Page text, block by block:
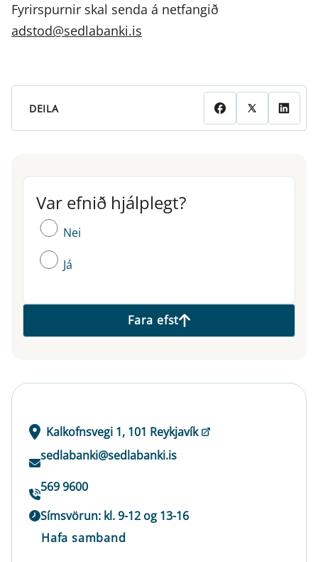
Fyrirspurnir skal senda á netfangið
adstod@sedlabanki.is
DEILA
Var efnið hjálplegt?
Var efnið hjálplegt?
Nei
Já
Fara efst
Kalkofnsvegi 1, 101 Reykjavík
sedlabanki@sedlabanki.is
569 9600
Símsvörun: kl. 9-12 og 13-16
Hafa samband